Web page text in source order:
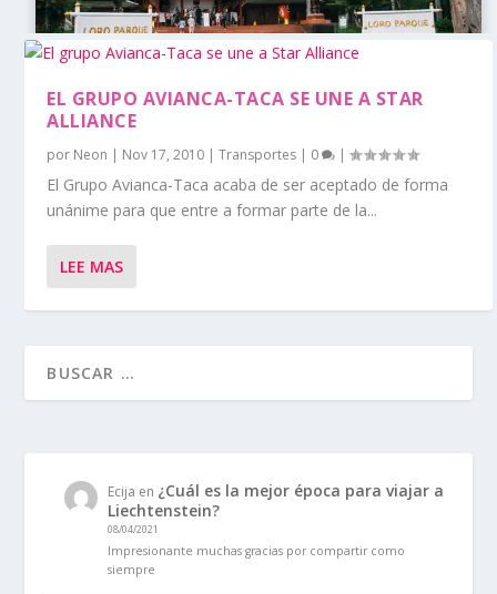
EL GRUPO AVIANCA-TACA SE UNE A STAR
ALLIANCE
por Neon | Nov 17, 2010 |Transportes | 0 |
El Grupo Avianca-Taca acaba de ser aceptado de forma
unánime para que entre a formar parte de la...
LEE MAS
Ecija en ¿Cuál es la mejor época para viajar a
Liechtenstein?
08/04/2021
Impresionante muchas gracias por compartir como
siempre